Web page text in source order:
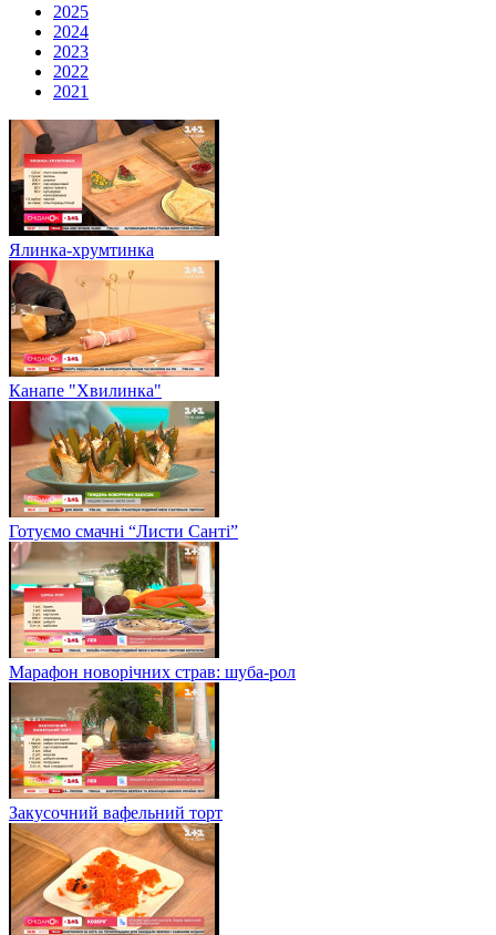
2025
2024
2023
2022
2021
Ялинка-хрумтинка
Канапе "Хвилинка"
Готуємо смачні “Листи Санті”
Марафон новорічних страв: шуба-рол
Закусочний вафельний торт